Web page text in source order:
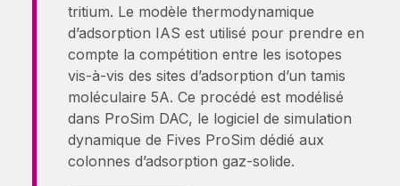
tritium. Le modèle thermodynamique
d’adsorption IAS est utilisé pour prendre en
compte la compétition entre les isotopes
vis-à-vis des sites d’adsorption d’un tamis
moléculaire 5A. Ce procédé est modélisé
dans ProSim DAC, le logiciel de simulation
dynamique de Fives ProSim dédié aux
colonnes d’adsorption gaz-solide.